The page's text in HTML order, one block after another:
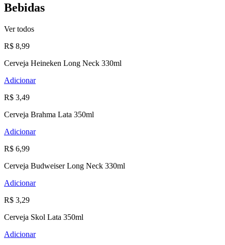
Bebidas
Ver todos
R$ 8,99
Cerveja Heineken Long Neck 330ml
Adicionar
R$ 3,49
Cerveja Brahma Lata 350ml
Adicionar
R$ 6,99
Cerveja Budweiser Long Neck 330ml
Adicionar
R$ 3,29
Cerveja Skol Lata 350ml
Adicionar